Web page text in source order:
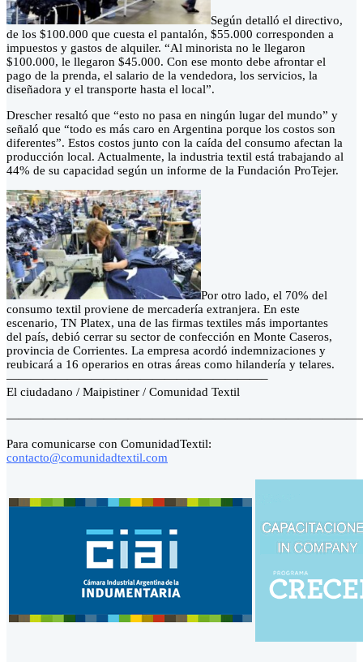
Según detalló el directivo,
de los $100.000 que cuesta el pantalón, $55.000 corresponden a
impuestos y gastos de alquiler. “Al minorista no le llegaron
$100.000, le llegaron $45.000. Con ese monto debe afrontar el
pago de la prenda, el salario de la vendedora, los servicios, la
diseñadora y el transporte hasta el local”.
Drescher resaltó que “esto no pasa en ningún lugar del mundo” y
señaló que “todo es más caro en Argentina porque los costos son
diferentes”. Estos costos junto con la caída del consumo afectan la
producción local. Actualmente, la industria textil está trabajando al
44% de su capacidad según un informe de la Fundación ProTejer.
Por otro lado, el 70% del
consumo textil proviene de mercadería extranjera. En este
escenario, TN Platex, una de las firmas textiles más importantes
del país, debió cerrar su sector de confección en Monte Caseros,
provincia de Corrientes. La empresa acordó indemnizaciones y
reubicará a 16 operarios en otras áreas como hilandería y telares.
—————————————————————–
El ciudadano / Maipistiner / Comunidad Textil
Para comunicarse con ComunidadTextil:
contacto@comunidadtextil.com